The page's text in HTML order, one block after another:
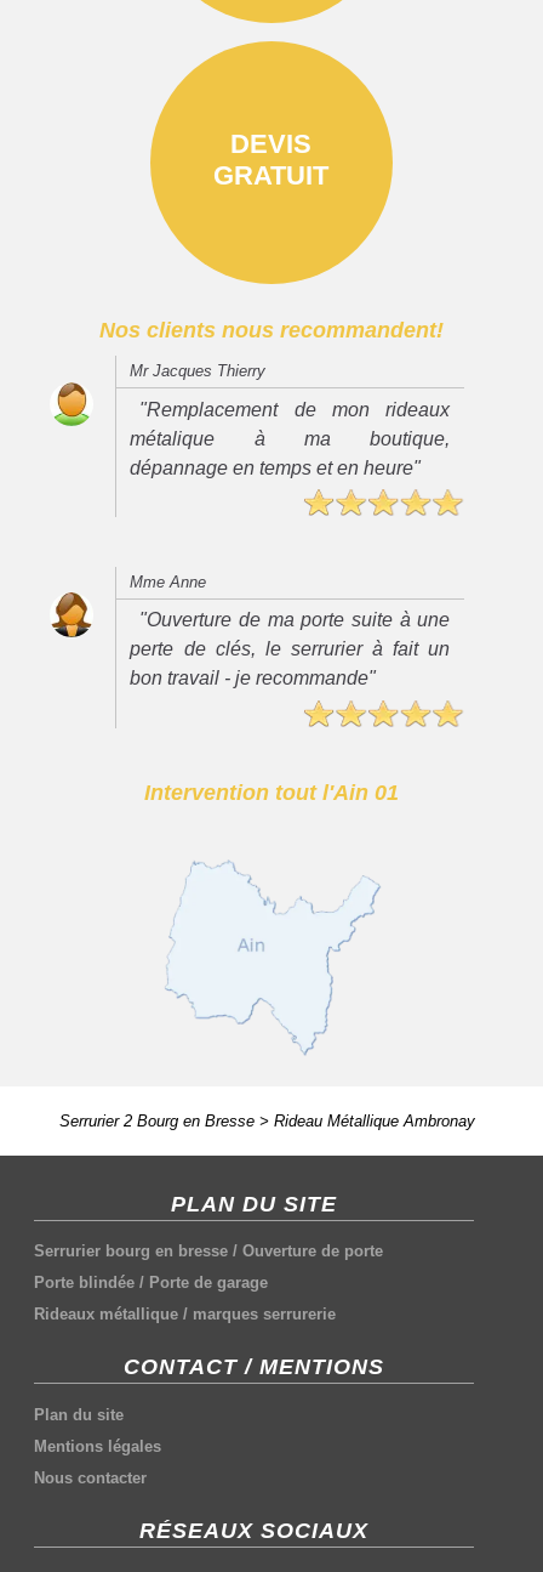
DEVIS
GRATUIT
Nos clients nous recommandent!
Mr Jacques Thierry
"Remplacement de mon rideaux
métalique à ma boutique,
dépannage en temps et en heure"
Mme Anne
"Ouverture de ma porte suite à une
perte de clés, le serrurier à fait un
bon travail - je recommande"
Intervention tout l'Ain 01
Serrurier 2 Bourg en Bresse> Rideau Métallique Ambronay
PLAN DU SITE
Serrurier bourg en bresse /Ouverture de porte
Porte blindée / Porte de garage
Rideaux métallique / marques serrurerie
CONTACT / MENTIONS
Plan du site
Mentions légales
Nous contacter
RÉSEAUX SOCIAUX